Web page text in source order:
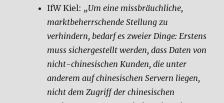
IfW Kiel: „Um eine missbräuchliche,
marktbeherrschende Stellung zu
verhindern, bedarf es zweier Dinge: Erstens
muss sichergestellt werden, dass Daten von
nicht-chinesischen Kunden, die unter
anderem auf chinesischen Servern liegen,
nicht dem Zugriff der chinesischen